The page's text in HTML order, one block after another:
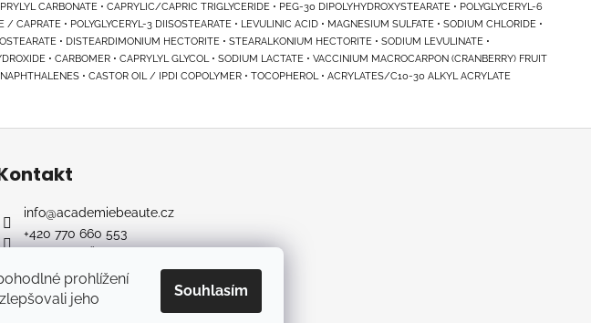
prohlížení
jeho
Souhlasím
CARBONATE • CAPRYLIC/CAPRIC TRIGLYCERIDE • PEG-30 DIPOLYHYDROXYSTEARATE • POLYGLYCERYL-6
CAPRATE • POLYGLYCERYL-3 DIISOSTEARATE • LEVULINIC ACID • MAGNESIUM SULFATE • SODIUM CHLORIDE •
• DISTEARDIMONIUM HECTORITE • STEARALKONIUM HECTORITE • SODIUM LEVULINATE •
• CARBOMER • CAPRYLYL GLYCOL • SODIUM LACTATE • VACCINIUM MACROCARPON (CRANBERRY) FRUIT
• CASTOR OIL / IPDI COPOLYMER • TOCOPHEROL • ACRYLATES/C10-30 ALKYL ACRYLATE
info@academiebeaute.cz
+420 770 660 553
academiebeaute_cz